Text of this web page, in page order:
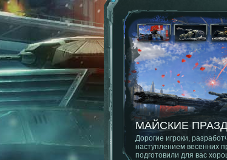
МАЙСКИЕ
Дорогие игроки,
наступлением весенних
подготовили для вас
ОБНОВЛЕНИЕ
Новый режим, баланс на